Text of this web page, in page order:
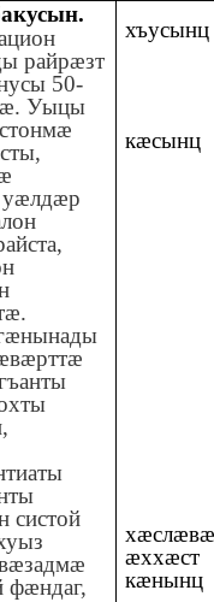
райрæзт
50-
Уыцы
систой
фæндаг,
хъусынц
кæсынц
æххæст
кæнынц